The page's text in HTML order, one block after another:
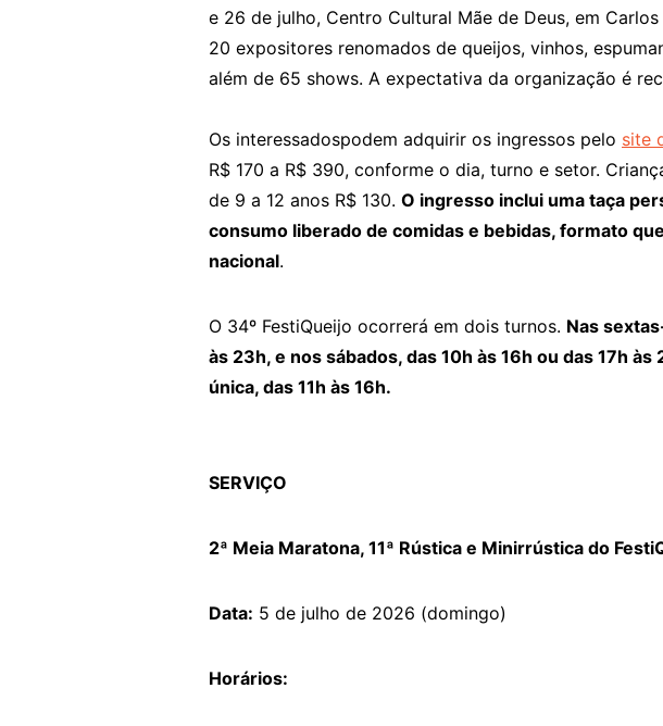
e 26 de julho, Centro Cultural Mãe de Deus, em
20 expositores renomados de queijos, vinhos,
além de 65 shows. A expectativa da organização é
Os interessadospodem adquirir os ingressos pelo site
R$ 170 a R$ 390, conforme o dia, turno e setor.
de 9 a 12 anos R$ 130. O ingresso inclui uma taça
consumo liberado de comidas e bebidas, formato
nacional.
O 34º FestiQueijo ocorrerá em dois turnos. Nas
às 23h, e nos sábados, das 10h às 16h ou das 17h
única, das 11h às 16h.
SERVIÇO
2ª Meia Maratona, 11ª Rústica e Minirrústica do
Data: 5 de julho de 2026 (domingo)
Horários: